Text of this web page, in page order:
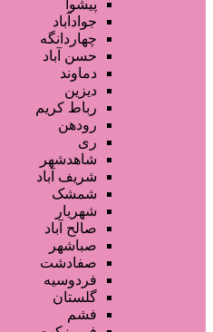
محصولات پوست
محصولات مو
خدمات دندانپزشکی
ماساژ و اسپا
خدمات لیزر و رفع موهای زائد
سایر خدمات
پیشوا
جوادآباد
چهاردانگه
حسن آباد
دماوند
دیزین
رباط کریم
رودهن
ری
شاهدشهر
شریف آباد
شمشک
شهریار
صالح آباد
صباشهر
صفادشت
فردوسیه
گلستان
فشم